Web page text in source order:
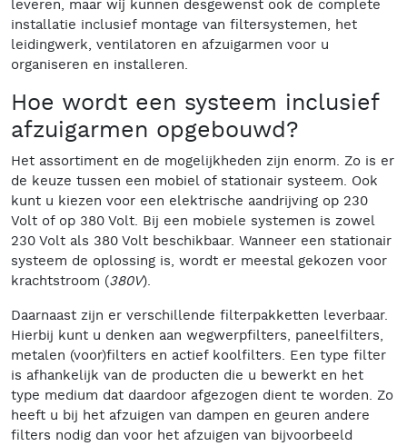
leveren, maar wij kunnen desgewenst ook de complete
installatie inclusief montage van filtersystemen, het
leidingwerk, ventilatoren en afzuigarmen voor u
organiseren en installeren.
Hoe wordt een systeem inclusief
afzuigarmen opgebouwd?
Het assortiment en de mogelijkheden zijn enorm. Zo is er
de keuze tussen een mobiel of stationair systeem. Ook
kunt u kiezen voor een elektrische aandrijving op 230
Volt of op 380 Volt. Bij een mobiele systemen is zowel
230 Volt als 380 Volt beschikbaar. Wanneer een stationair
systeem de oplossing is, wordt er meestal gekozen voor
krachtstroom (380V).
Daarnaast zijn er verschillende filterpakketten leverbaar.
Hierbij kunt u denken aan wegwerpfilters, paneelfilters,
metalen (voor)filters en actief koolfilters. Een type filter
is afhankelijk van de producten die u bewerkt en het
type medium dat daardoor afgezogen dient te worden. Zo
heeft u bij het afzuigen van dampen en geuren andere
filters nodig dan voor het afzuigen van bijvoorbeeld